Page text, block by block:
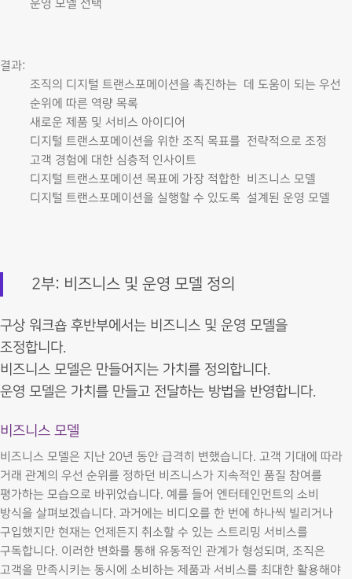
운영 모델 선택
결과:
조직의 디지털 트랜스포메이션을 촉진하는 데 도움이 되는 우선
순위에 따른 역량 목록
새로운 제품 및 서비스 아이디어
디지털 트랜스포메이션을 위한 조직 목표를 전략적으로 조정
고객 경험에 대한 심층적 인사이트
디지털 트랜스포메이션 목표에 가장 적합한 비즈니스 모델
디지털 트랜스포메이션을 실행할 수 있도록 설계된 운영 모델
2부: 비즈니스 및 운영 모델 정의
구상 워크숍 후반부에서는 비즈니스 및 운영 모델을
조정합니다.
비즈니스 모델은 만들어지는 가치를 정의합니다.
운영 모델은 가치를 만들고 전달하는 방법을 반영합니다.
비즈니스 모델
비즈니스 모델은 지난 20년 동안 급격히 변했습니다. 고객 기대에 따라
거래 관계의 우선 순위를 정하던 비즈니스가 지속적인 품질 참여를
평가하는 모습으로 바뀌었습니다. 예를 들어 엔터테인먼트의 소비
방식을 살펴보겠습니다. 과거에는 비디오를 한 번에 하나씩 빌리거나
구입했지만 현재는 언제든지 취소할 수 있는 스트리밍 서비스를
구독합니다. 이러한 변화를 통해 유동적인 관계가 형성되며, 조직은
고객을 만족시키는 동시에 소비하는 제품과 서비스를 최대한 활용해야